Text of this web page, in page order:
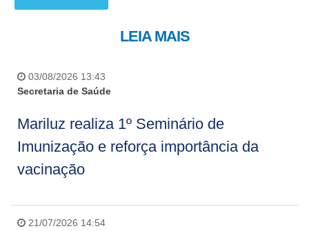
LEIA MAIS
03/08/2026 13:43
Secretaria de Saúde
Mariluz realiza 1º Seminário de
Imunização e reforça importância da
vacinação
21/07/2026 14:54